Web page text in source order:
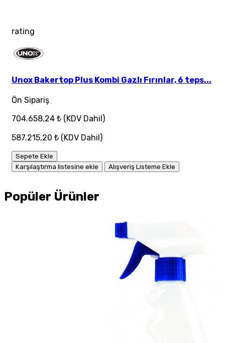
rating
Unox Bakertop Plus Kombi Gazlı Fırınlar, 6 teps...
Ön Sipariş
704.658,24 ₺ (KDV Dahil)
587.215,20 ₺ (KDV Dahil)
Sepete Ekle
Karşılaştırma listesine ekle
Alışveriş Listeme Ekle
Popüler Ürünler